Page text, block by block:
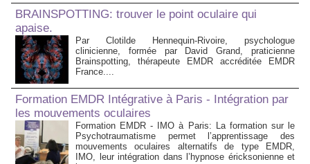
BRAINSPOTTING: trouver le point oculaire qui
apaise.
Par Clotilde Hennequin-Rivoire, psychologue
clinicienne, formée par David Grand, praticienne
Brainspotting, thérapeute EMDR accréditée EMDR
France....
Formation EMDR Intégrative à Paris - Intégration par
les mouvements oculaires
Formation EMDR - IMO à Paris: La formation sur le
Psychotraumatisme permet l’apprentissage des
mouvements oculaires alternatifs de type EMDR,
IMO, leur intégration dans l’hypnose éricksonienne et